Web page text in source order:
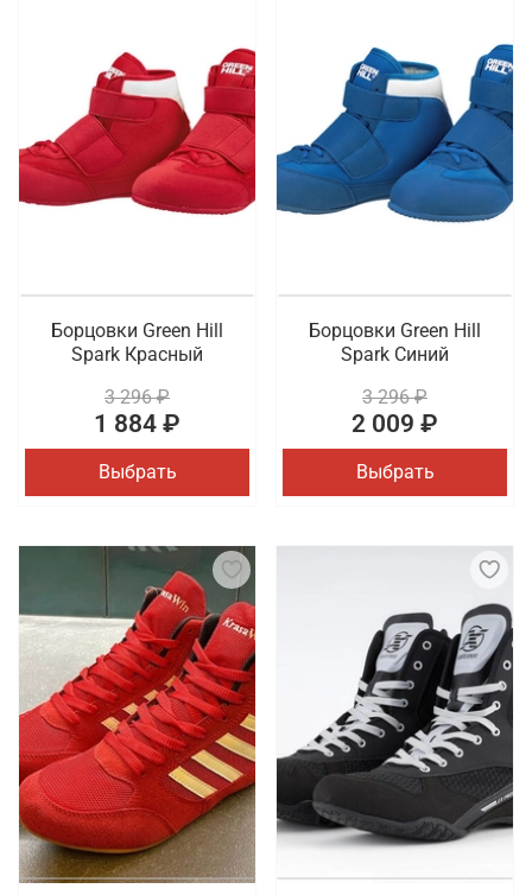
Борцовки Green Hill
Spark Красный
3 296 ₽
1 884 ₽
Выбрать
Борцовки Green Hill
Spark Синий
3 296 ₽
2 009 ₽
Выбрать